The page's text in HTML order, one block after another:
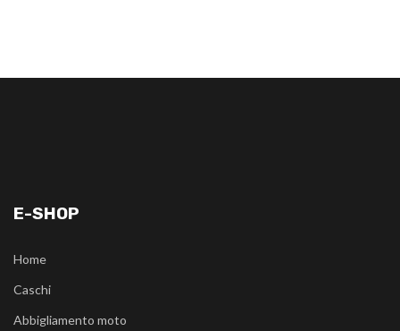
E-SHOP
Home
Caschi
Abbigliamento moto